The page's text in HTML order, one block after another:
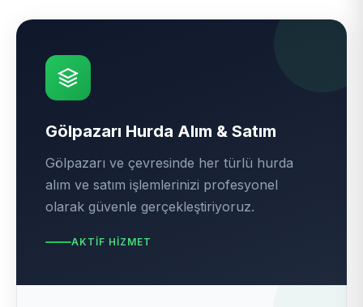
Gölpazarı Hurda Alım & Satım
Gölpazarı ve çevresinde her türlü hurda
alım ve satım işlemlerinizi profesyonel
olarak güvenle gerçekleştiriyoruz.
AKTIF HIZMET